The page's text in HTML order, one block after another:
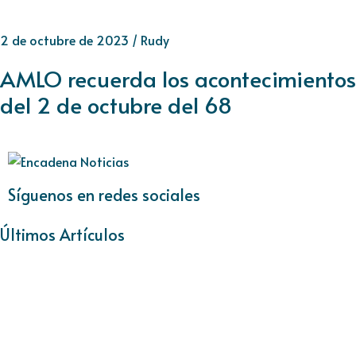
2 de octubre de 2023 / Rudy
AMLO recuerda los acontecimientos
del 2 de octubre del 68
Síguenos en redes sociales
Últimos Artículos